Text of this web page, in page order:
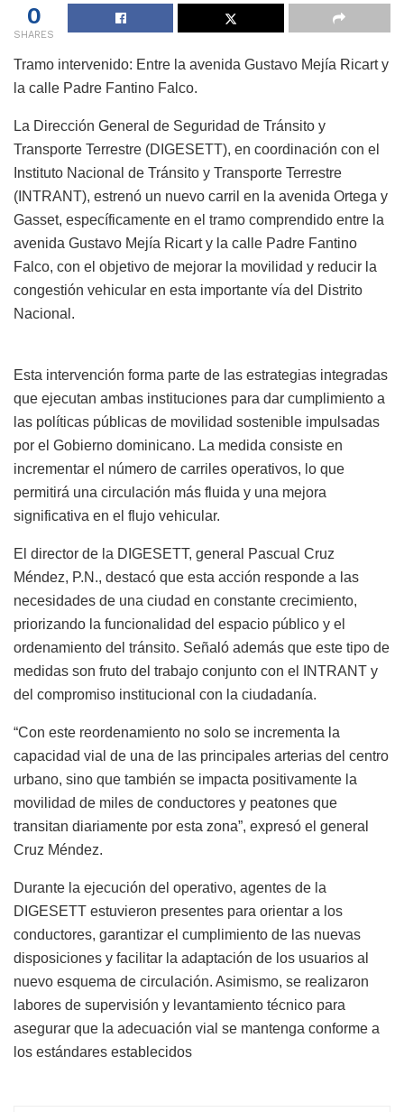
0
SHARES
Tramo intervenido: Entre la avenida Gustavo Mejía Ricart y
la calle Padre Fantino Falco.
La Dirección General de Seguridad de Tránsito y
Transporte Terrestre (DIGESETT), en coordinación con el
Instituto Nacional de Tránsito y Transporte Terrestre
(INTRANT), estrenó un nuevo carril en la avenida Ortega y
Gasset, específicamente en el tramo comprendido entre la
avenida Gustavo Mejía Ricart y la calle Padre Fantino
Falco, con el objetivo de mejorar la movilidad y reducir la
congestión vehicular en esta importante vía del Distrito
Nacional.
Esta intervención forma parte de las estrategias integradas
que ejecutan ambas instituciones para dar cumplimiento a
las políticas públicas de movilidad sostenible impulsadas
por el Gobierno dominicano. La medida consiste en
incrementar el número de carriles operativos, lo que
permitirá una circulación más fluida y una mejora
significativa en el flujo vehicular.
El director de la DIGESETT, general Pascual Cruz
Méndez, P.N., destacó que esta acción responde a las
necesidades de una ciudad en constante crecimiento,
priorizando la funcionalidad del espacio público y el
ordenamiento del tránsito. Señaló además que este tipo de
medidas son fruto del trabajo conjunto con el INTRANT y
del compromiso institucional con la ciudadanía.
“Con este reordenamiento no solo se incrementa la
capacidad vial de una de las principales arterias del centro
urbano, sino que también se impacta positivamente la
movilidad de miles de conductores y peatones que
transitan diariamente por esta zona”, expresó el general
Cruz Méndez.
Durante la ejecución del operativo, agentes de la
DIGESETT estuvieron presentes para orientar a los
conductores, garantizar el cumplimiento de las nuevas
disposiciones y facilitar la adaptación de los usuarios al
nuevo esquema de circulación. Asimismo, se realizaron
labores de supervisión y levantamiento técnico para
asegurar que la adecuación vial se mantenga conforme a
los estándares establecidos